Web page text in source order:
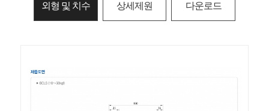
외형 및 치수 상세제원 다운로드